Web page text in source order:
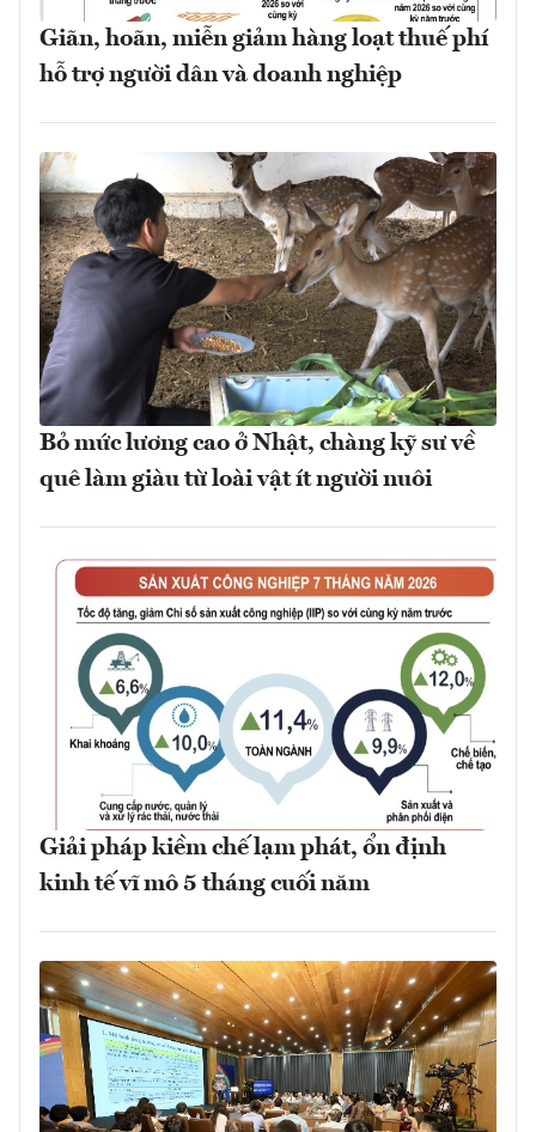
Giãn, hoãn, miễn giảm hàng loạt thuế phí
hỗ trợ người dân và doanh nghiệp
Bỏ mức lương cao ở Nhật, chàng kỹ sư về
quê làm giàu từ loài vật ít người nuôi
Giải pháp kiềm chế lạm phát, ổn định
kinh tế vĩ mô 5 tháng cuối năm